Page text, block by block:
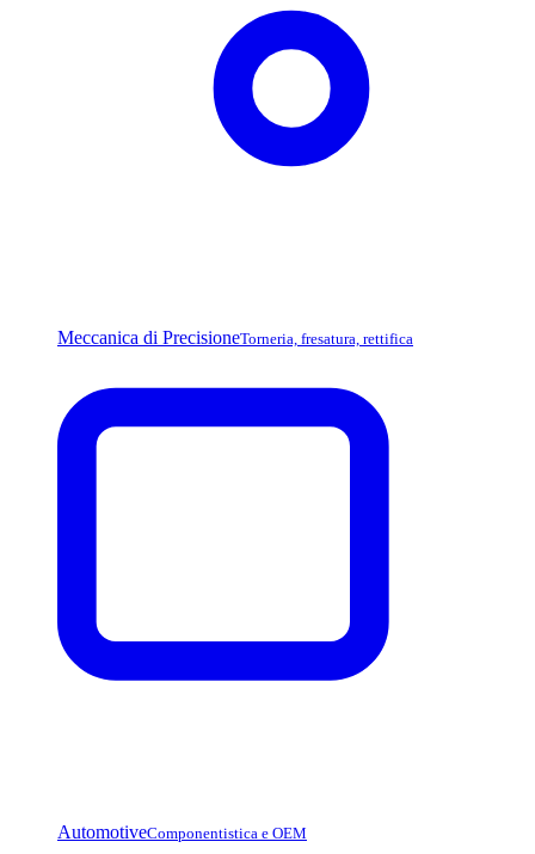
Meccanica di PrecisioneTorneria, fresatura, rettifica
AutomotiveComponentistica e OEM